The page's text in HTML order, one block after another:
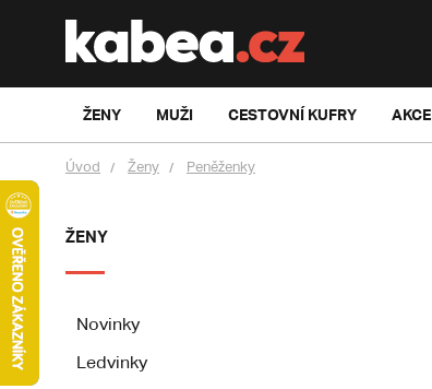
ŽENY MUŽI CESTOVNÍ KUFRY AKCE
Úvod Ženy Peněženky
ŽENY
Novinky
Ledvinky